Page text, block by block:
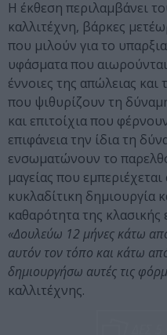
Η έκθεση περιλαμβάνει
καλλιτέχνη, βάρκες
που μιλούν για το
υφάσματα που
έννοιες της απώλειας
που ψιθυρίζουν τη
και επιτοίχια που
επιφάνεια την ίδια τη
ενσωματώνουν το
μαγείας που
κυκλαδίτικη δημιουργία
καθαρότητα της κλασικής
«Δουλεύω 12 μήνες κάτω
αυτόν τον τόπο και κάτω
δημιουργήσω αυτές τις
καλλιτέχνης.